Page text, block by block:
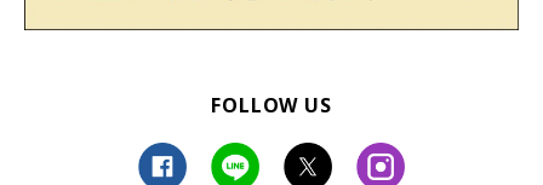
FOLLOW US